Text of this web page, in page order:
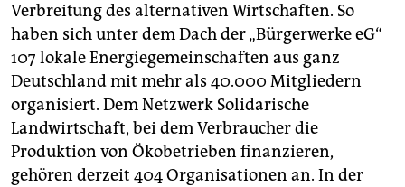
Verbreitung des alternativen Wirtschaften. So
haben sich unter dem Dach der „Bürgerwerke eG“
107 lokale Energiegemeinschaften aus ganz
Deutschland mit mehr als 40.000 Mitgliedern
organisiert. Dem Netzwerk Solidarische
Landwirtschaft, bei dem Verbraucher die
Produktion von Ökobetrieben finanzieren,
gehören derzeit 404 Organisationen an. In der